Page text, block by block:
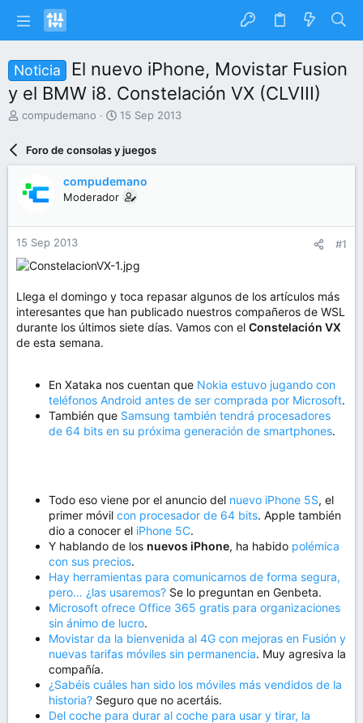
Noticia
El nuevo iPhone, Movistar Fusion
y el BMW i8. Constelación VX (CLVIII)
I
a
r
d
e
l
t
e
m
a
compudemano
F
c
h
d
e
n
c
15 Sep 2013
Foro de consolas y juegos
compudemano
Moderador
15 Sep 2013 #1
Llega el domingo y toca repasar algunos de los artículos más
interesantes que han publicado nuestros compañeros de WSL
durante los últimos siete días. Vamos con el Constelación VX
de esta semana.
En Xataka nos cuentan que Nokia estuvo jugando con
teléfonos Android antes de ser comprada por Microsoft.
También que Samsung también tendrá procesadores
de 64 bits en su próxima generación de smartphones.
Todo eso viene por el anuncio del nuevo iPhone 5S, el
primer móvil con procesador de 64 bits. Apple también
dio a conocer el iPhone 5C.
Y hablando de los nuevos iPhone, ha habido polémica
con sus precios.
Hay herramientas para comunicarnos de forma segura,
pero… ¿las usaremos? Se lo preguntan en Genbeta.
Microsoft ofrece Office 365 gratis para organizaciones
sin ánimo de lucro.
Movistar da la bienvenida al 4G con mejoras en Fusión y
nuevas tarifas móviles sin permanencia. Muy agresiva la
compañía.
¿Sabéis cuáles han sido los móviles más vendidos de la
historia? Seguro que no acertáis.
Del coche para durar al coche para usar y tirar, la